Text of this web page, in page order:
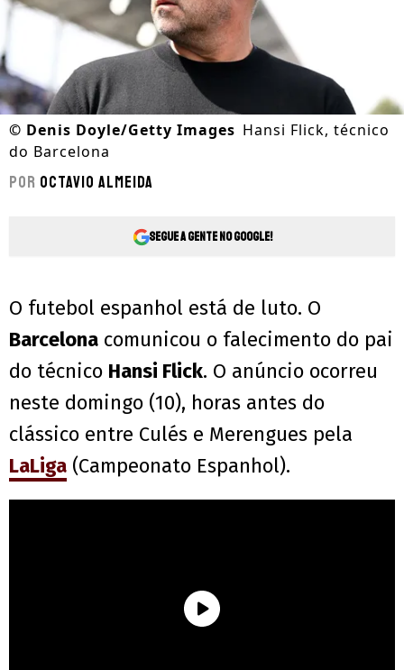
© Denis Doyle/Getty Images Hansi Flick, técnico
do Barcelona
Por Octavio Almeida
Segue a gente no Google!
O futebol espanhol está de luto. O
Barcelona comunicou o falecimento do pai
do técnico Hansi Flick. O anúncio ocorreu
neste domingo (10), horas antes do
clássico entre Culés e Merengues pela
LaLiga (Campeonato Espanhol).